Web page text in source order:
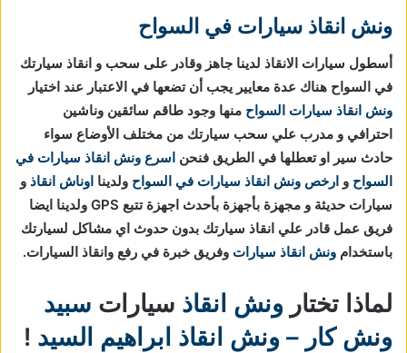
ونش انقاذ سيارات في السواح
أسطول سيارات الانقاذ لدينا جاهز وقادر على سحب و انقاذ سيارتك
في السواح هناك عدة معايير يجب أن تضعها في الاعتبار عند اختيار
ونش انقاذ سيارات السواح منها وجود طاقم سائقين وناشين
احترافي و مدرب علي سحب سيارتك من مختلف الأوضاع سواء
حادث سير او تعطلها في الطريق فنحن اسرع ونش انقاذ سيارات في
السواح و ارخص ونش انقاذ سيارات في السواح ولدينا اوناش انقاذ و
سيارات حديثة و مجهزة بأجهزة بأحدث اجهزة تتبع GPS ولدينا ايضا
فريق عمل قادر علي انقاذ سيارتك بدون حدوث اي مشاكل لسيارتك
باستخدام ونش انقاذ سيارات وفريق خبرة في رفع وانقاذ السيارات.
لماذا تختار ونش انقاذ سيارات سبيد
ونش كار – ونش انقاذ ابراهيم السيد !